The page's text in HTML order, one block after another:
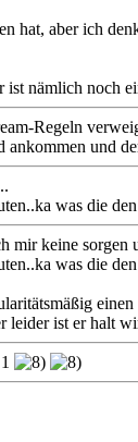
hat, aber ich
nämlich noch
Regeln
und
was die
mir keine sorgen
was die
leider ist er